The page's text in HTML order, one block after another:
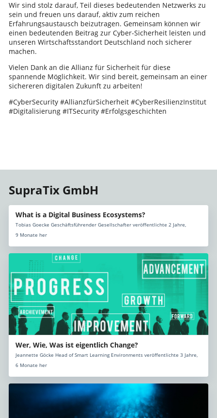
Wir sind stolz darauf, Teil dieses bedeutenden Netzwerks zu
sein und freuen uns darauf, aktiv zum reichen
Erfahrungsaustausch beizutragen. Gemeinsam können wir
einen bedeutenden Beitrag zur Cyber-Sicherheit leisten und
unseren Wirtschaftsstandort Deutschland noch sicherer
machen.
Vielen Dank an die Allianz für Sicherheit für diese
spannende Möglichkeit. Wir sind bereit, gemeinsam an einer
sichereren digitalen Zukunft zu arbeiten!
#CyberSecurity #AllianzfürSicherheit #CyberResilienzInstitut
#Digitalisierung #ITSecurity #Erfolgsgeschichten
SupraTix GmbH
What is a Digital Business Ecosystems?
Tobias Goecke Geschäftsführender Gesellschafter veröffentlichte 2 Jahre,
9 Monate her
Wer, Wie, Was ist eigentlich Change?
Jeannette Göcke Head of Smart Learning Environments veröffentlichte 3 Jahre,
6 Monate her